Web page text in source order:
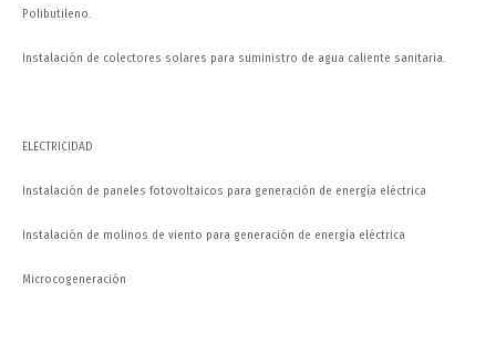
Polibutileno.
Instalación de colectores solares para suministro de agua caliente sanitaria.
ELECTRICIDAD
Instalación de paneles fotovoltaicos para generación de energía eléctrica
Instalación de molinos de viento para generación de energía eléctrica
Microcogeneración